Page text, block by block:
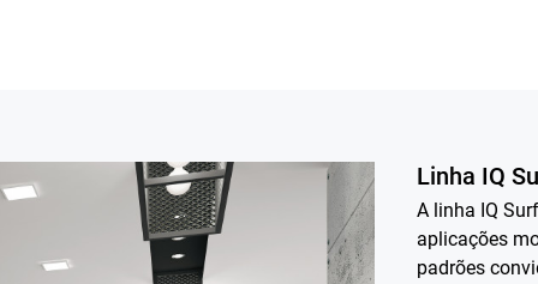
Linha IQ
A linha IQ
aplicações
padrões